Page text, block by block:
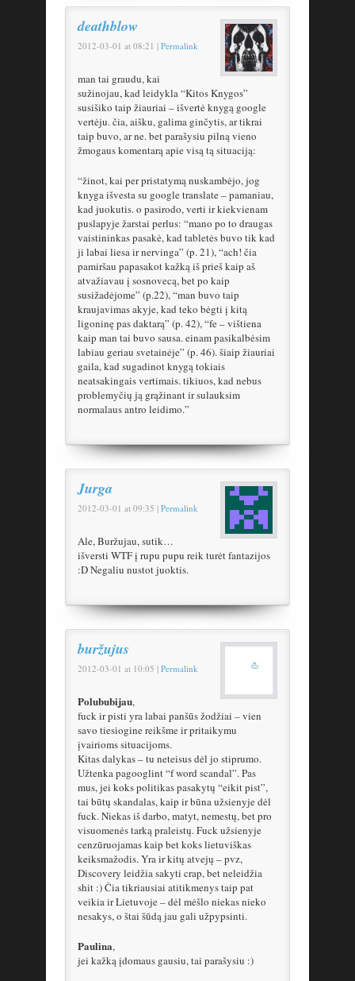
deathblow
2012-03-01 at 08:21 | Permalink
man tai graudu, kai
sužinojau, kad leidykla “Kitos Knygos”
susišiko taip žiauriai – išvertė knygą google
vertėju. čia, aišku, galima ginčytis, ar tikrai
taip buvo, ar ne. bet parašysiu pilną vieno
žmogaus komentarą apie visą tą situaciją:
“žinot, kai per pristatymą nuskambėjo, jog
knyga išvesta su google translate – pamaniau,
kad juokutis. o pasirodo, verti ir kiekvienam
puslapyje žarstai perlus: “mano po to draugas
vaistininkas pasakė, kad tabletės buvo tik kad
ji labai liesa ir nervinga” (p. 21), “ach! čia
pamiršau papasakot kažką iš prieš kaip aš
atvažiavau į sosnovecą, bet po kaip
susižadėjome” (p.22), “man buvo taip
kraujavimas akyje, kad teko bėgti į kitą
ligoninę pas daktarą” (p. 42), “fe – vištiena
kaip man tai buvo sausa. einam pasikalbėsim
labiau geriau svetainėje” (p. 46). šiaip žiauriai
gaila, kad sugadinot knygą tokiais
neatsakingais vertimais. tikiuos, kad nebus
problemyčių ją grąžinant ir sulauksim
normalaus antro leidimo.”
Jurga
2012-03-01 at 09:35 | Permalink
Ale, Buržujau, sutik…
išversti WTF į rupu pupu reik turėt fantazijos
:D Negaliu nustot juoktis.
buržujus
2012-03-01 at 10:05 | Permalink
Polububijau,
fuck ir pisti yra labai panšūs žodžiai – vien
savo tiesiogine reikšme ir pritaikymu
įvairioms situacijoms.
Kitas dalykas – tu neteisus dėl jo stiprumo.
Užtenka pagooglint “f word scandal”. Pas
mus, jei koks politikas pasakytų “eikit pist”,
tai būtų skandalas, kaip ir būna užsienyje dėl
fuck. Niekas iš darbo, matyt, nemestų, bet pro
visuomenės tarką praleistų. Fuck užsienyje
cenzūruojamas kaip bet koks lietuviškas
keiksmažodis. Yra ir kitų atvejų – pvz,
Discovery leidžia sakyti crap, bet neleidžia
shit :) Čia tikriausiai atitikmenys taip pat
veikia ir Lietuvoje – dėl mėšlo niekas nieko
nesakys, o štai šūdą jau gali užpypsinti.
Paulina,
jei kažką įdomaus gausiu, tai parašysiu :)